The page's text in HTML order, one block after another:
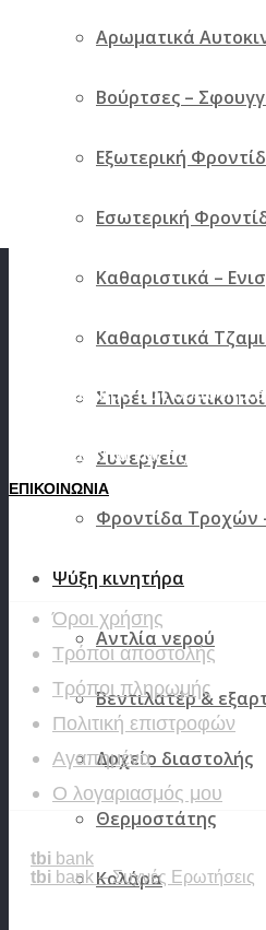
Αρωματικά
Βούρτσες –
Εξωτερική
Εσωτερική
Καθαριστικά –
Καθαριστικά
Σπρέι
Συνεργεία
Φροντίδα Τροχών
Ψύξη κινητήρα
Αντλία νερού
Βεντιλατέρ &
Δοχείο διαστολής
Θερμοστάτης
Κολάρα
Πατάκια Αυτοκινήτου
2008-> 2τμχ Frogum
προβολή
Προηγούμενο προϊόνΕπόμενο
Το κατάστημα μας
ανταλλακτικά και αξεσουάρ.
ΕΠΙΚΟΙΝΩΝΙΑ
Όροι χρήσης
Τρόποι αποστολής
Τρόποι πληρωμής
Πολιτική επιστροφών
Αγαπημένα
Ο λογαριασμός μου
tbi bank
tbi bank – Συχνές Ερωτήσεις